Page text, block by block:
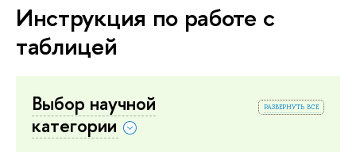
Инструкция по работе с
таблицей
развернуть все
Выбор научной
категории